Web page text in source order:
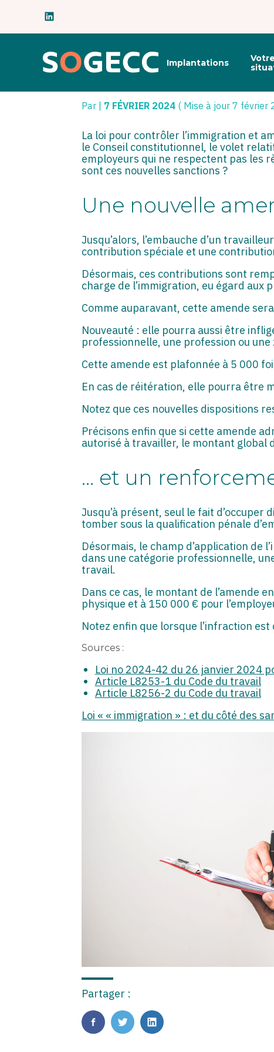
Aller
Principal
Implantations
Votre
Par | 7 FÉVRIER 2024 ( Mise à jour 7 février
La loi pour contrôler l’immigration et
le Conseil constitutionnel, le volet
employeurs qui ne respectent pas les
sont ces nouvelles sanctions ?
Une nouvelle
Jusqu’alors, l’embauche d’un
contribution spéciale et une
Désormais, ces contributions sont
charge de l’immigration, eu égard
Comme auparavant, cette amende
Nouveauté : elle pourra aussi être
professionnelle, une profession ou
Cette amende est plafonnée à 5 000
En cas de réitération, elle pourra être
Notez que ces nouvelles dispositions
Précisons enfin que si cette amende
autorisé à travailler, le montant global
… et un
Jusqu’à présent, seul le fait
tomber sous la qualification pénale
Désormais, le champ d’application de
dans une catégorie professionnelle,
travail.
Dans ce cas, le montant de l’amende
physique et à 150 000 € pour
Notez enfin que lorsque l’infraction
Sources :
Loi no 2024-42 du 26 janvier 2024
Article L8253-1 du Code du travail
Article L8256-2 du Code du travail
Loi « « immigration » : et du côté des
Partager :
FaceBook
TwitterLinkedIn